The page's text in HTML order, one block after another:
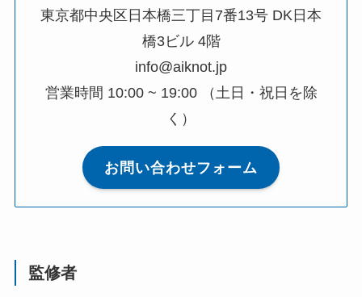
東京都中央区日本橋三丁目7番13号 DK日本
橋3ビル 4階
info@aiknot.jp
営業時間 10:00 ~ 19:00 （土日・祝日を除
く）
お問い合わせフォーム
監修者